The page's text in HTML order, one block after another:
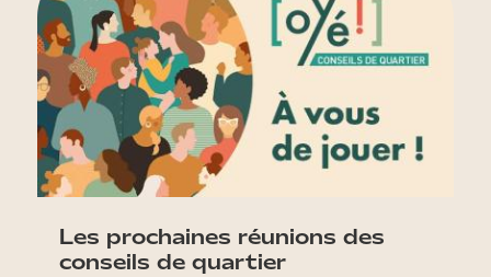
Les prochaines réunions des
conseils de quartier